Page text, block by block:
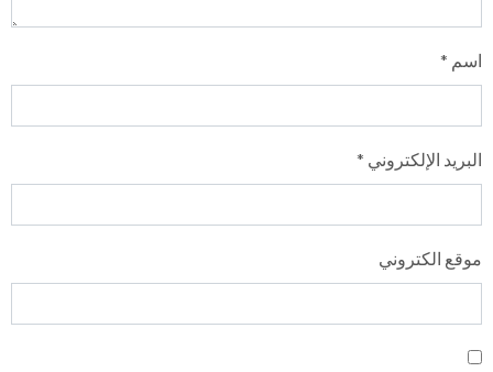
اسم *
البريد الإلكتروني *
موقع الكتروني